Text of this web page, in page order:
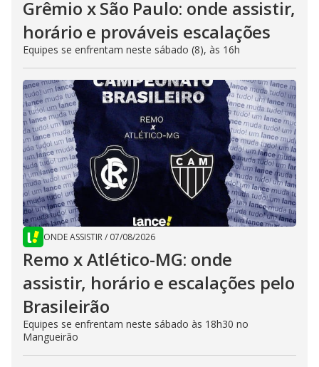
Grêmio x São Paulo: onde assistir,
horário e prováveis escalações
Equipes se enfrentam neste sábado (8), às 16h
ONDE ASSISTIR/ 07/08/2026
Remo x Atlético-MG: onde
assistir, horário e escalações pelo
Brasileirão
Equipes se enfrentam neste sábado às 18h30 no
Mangueirão